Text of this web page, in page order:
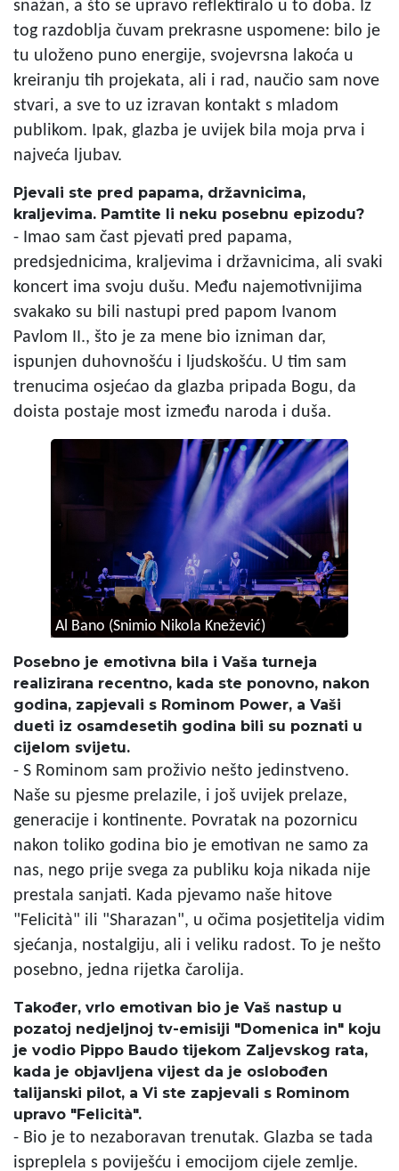
snažan, a što se upravo reflektiralo u to doba. Iz
tog razdoblja čuvam prekrasne uspomene: bilo je
tu uloženo puno energije, svojevrsna lakoća u
kreiranju tih projekata, ali i rad, naučio sam nove
stvari, a sve to uz izravan kontakt s mladom
publikom. Ipak, glazba je uvijek bila moja prva i
najveća ljubav.
Pjevali ste pred papama, državnicima,
kraljevima. Pamtite li neku posebnu epizodu?
- Imao sam čast pjevati pred papama,
predsjednicima, kraljevima i državnicima, ali svaki
koncert ima svoju dušu. Među najemotivnijima
svakako su bili nastupi pred papom Ivanom
Pavlom II., što je za mene bio izniman dar,
ispunjen duhovnošću i ljudskošću. U tim sam
trenucima osjećao da glazba pripada Bogu, da
doista postaje most između naroda i duša.
Al Bano (Snimio Nikola Knežević)
Posebno je emotivna bila i Vaša turneja
realizirana recentno, kada ste ponovno, nakon
godina, zapjevali s Rominom Power, a Vaši
dueti iz osamdesetih godina bili su poznati u
cijelom svijetu.
- S Rominom sam proživio nešto jedinstveno.
Naše su pjesme prelazile, i još uvijek prelaze,
generacije i kontinente. Povratak na pozornicu
nakon toliko godina bio je emotivan ne samo za
nas, nego prije svega za publiku koja nikada nije
prestala sanjati. Kada pjevamo naše hitove
"Felicità" ili "Sharazan", u očima posjetitelja vidim
sjećanja, nostalgiju, ali i veliku radost. To je nešto
posebno, jedna rijetka čarolija.
Također, vrlo emotivan bio je Vaš nastup u
pozatoj nedjeljnoj tv-emisiji "Domenica in" koju
je vodio Pippo Baudo tijekom Zaljevskog rata,
kada je objavljena vijest da je oslobođen
talijanski pilot, a Vi ste zapjevali s Rominom
upravo "Felicità".
- Bio je to nezaboravan trenutak. Glazba se tada
ispreplela s poviješću i emocijom cijele zemlje.